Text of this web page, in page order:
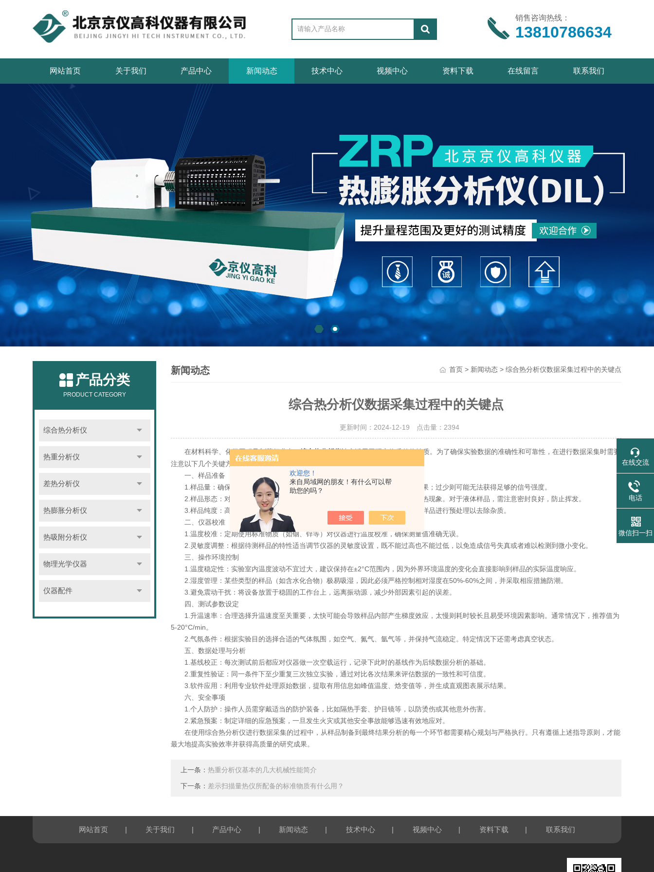
欢迎您！
来自局域网的朋友！有什么可以帮
助您的吗？
销售咨询热线：
13810786634
网站首页 关于我们 产品中心 新闻动态 技术中心 视频中心 资料下载 在线留言 联系我们
产品分类
PRODUCT CATEGORY
综合热分析仪
热重分析仪
差热分析仪
热膨胀分析仪
热吸附分析仪
物理光学仪器
仪器配件
新闻动态 首页> 新闻动态> 综合热分析仪数据采集过程中的关键点
综合热分析仪数据采集过程中的关键点
更新时间：2024-12-19 点击量： 2394
在材料科学、化学工程及制药行业中，
被广泛用于研究物质的热性质。为了确保实验数据的准确性和可靠性，在进行数据采集时需要
注意以下几个关键方面：
一、样品准备
1.样品量：确保使用的样品量适中。过多的样品可能导致热量分布不均，影响结果；过少则可能无法获得足够的信号强度。
2.样品形态：对于粉末状或颗粒状样品，应尽量保证其粒度均匀，以避免局部过热现象。对于液体样品，需注意密封良好，防止挥发。
3.样品纯度：高纯度的样品可以减少背景噪音，提高数据的精确度。必要时可对样品进行预处理以去除杂质。
二、仪器校准
1.温度校准：定期使用标准物质（如铟、锌等）对仪器进行温度校准，确保测量值准确无误。
2.灵敏度调整：根据待测样品的特性适当调节仪器的灵敏度设置，既不能过高也不能过低，以免造成信号失真或者难以检测到微小变化。
三、操作环境控制
1.温度稳定性：实验室内温度波动不宜过大，建议保持在±2°C范围内，因为外界环境温度的变化会直接影响到样品的实际温度响应。
2.湿度管理：某些类型的样品（如含水化合物）极易吸湿，因此必须严格控制相对湿度在50%-60%之间，并采取相应措施防潮。
3.避免震动干扰：将设备放置于稳固的工作台上，远离振动源，减少外部因素引起的误差。
四、测试参数设定
1.升温速率：合理选择升温速度至关重要，太快可能会导致样品内部产生梯度效应，太慢则耗时较长且易受环境因素影响。通常情况下，推荐值为
5-20°C/min。
2.气氛条件：根据实验目的选择合适的气体氛围，如空气、氮气、氩气等，并保持气流稳定。特定情况下还需考虑真空状态。
五、数据处理与分析
1.基线校正：每次测试前后都应对仪器做一次空载运行，记录下此时的基线作为后续数据分析的基础。
2.重复性验证：同一条件下至少重复三次独立实验，通过对比各次结果来评估数据的一致性和可信度。
3.软件应用：利用专业软件处理原始数据，提取有用信息如峰值温度、焓变值等，并生成直观图表展示结果。
六、安全事项
1.个人防护：操作人员需穿戴适当的防护装备，比如隔热手套、护目镜等，以防烫伤或其他意外伤害。
2.紧急预案：制定详细的应急预案，一旦发生火灾或其他安全事故能够迅速有效地应对。
在使用综合热分析仪进行数据采集的过程中，从样品制备到最终结果分析的每一个环节都需要精心规划与严格执行。只有遵循上述指导原则，才能
最大地提高实验效率并获得高质量的研究成果。
上一条：热重分析仪基本的几大机械性能简介
下一条： 差示扫描量热仪所配备的标准物质有什么用？
网站首页 | 关于我们 | 产品中心 | 新闻动态 | 技术中心 | 视频中心 | 资料下载 | 联系我们
在线交流
电话
微信扫一扫